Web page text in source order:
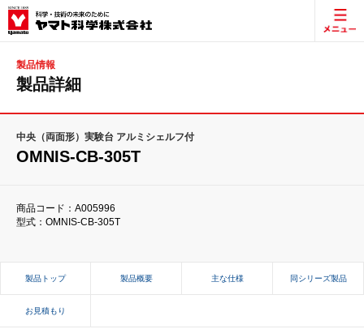
製品情報
製品詳細
中央（両面形）実験台 アルミシェルフ付
OMNIS-CB-305T
商品コード：A005996
型式：OMNIS-CB-305T
製品トップ 製品概要 主な仕様 同シリーズ製品
お見積もり